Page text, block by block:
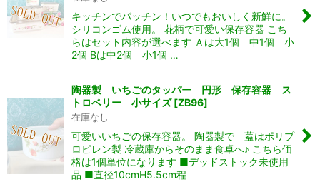
キッチンでパッチン！いつでもおいしく新鮮に。
シリコンゴム使用。 花柄で可愛い保存容器 こち
らはセット内容が選べます Ａは大1個 中1個 小
2個 Bは中2個 小1個 …
陶器製 いちごのタッパー 円形 保存容器 ス
トロベリー 小サイズ [ZB96]
在庫なし
可愛いいちごの保存容器。 陶器製で 蓋はポリプ
ロピレン製 冷蔵庫からそのまま食卓へ♪ こちら価
格は1個単位になります ■デッドストック未使用
品 ■直径10cmH5.5cm程